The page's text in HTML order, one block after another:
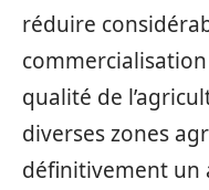
réduire
qualité de
diverses zones
définitivement un